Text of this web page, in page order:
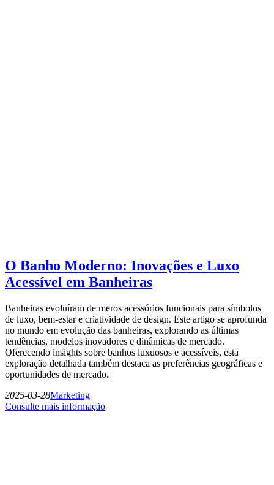
O Banho Moderno: Inovações e Luxo
Acessível em Banheiras
Banheiras evoluíram de meros acessórios funcionais para símbolos
de luxo, bem-estar e criatividade de design. Este artigo se aprofunda
no mundo em evolução das banheiras, explorando as últimas
tendências, modelos inovadores e dinâmicas de mercado.
Oferecendo insights sobre banhos luxuosos e acessíveis, esta
exploração detalhada também destaca as preferências geográficas e
oportunidades de mercado.
2025-03-28Marketing
Consulte mais informação